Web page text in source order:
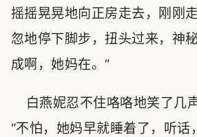
摇摇晃晃地向正房走去，刚刚
忽地停下脚步，扭头过来，神
成啊，她妈在。”
白燕妮忍不住咯咯地笑了几
“不怕，她妈早就睡着了，听话